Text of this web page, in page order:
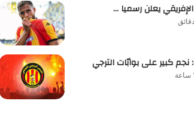
يعلن رسميا …
نجم كبير على بوابّات الترجي